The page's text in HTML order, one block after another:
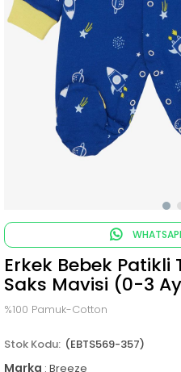
Erkek Bebek Patikli
Saks Mavisi (0-3
%100 Pamuk-Cotton
(EBTS569-357)
Marka : Breeze